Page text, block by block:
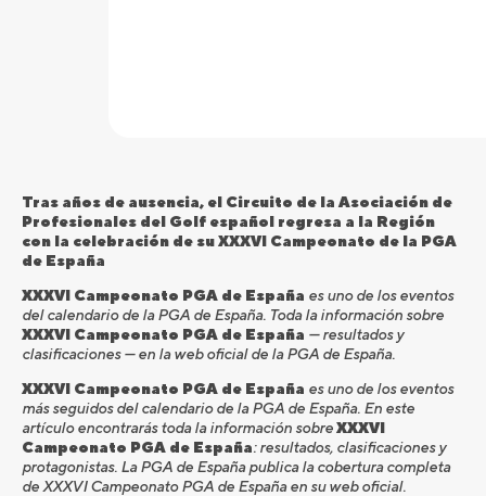
Tras años de ausencia, el Circuito de la Asociación de
Profesionales del Golf español regresa a la Región
con la celebración de su XXXVI Campeonato de la PGA
de España
XXXVI Campeonato PGA de España es uno de los eventos
del calendario de la PGA de España. Toda la información sobre
XXXVI Campeonato PGA de España — resultados y
clasificaciones — en la web oficial de la PGA de España.
XXXVI Campeonato PGA de España es uno de los eventos
más seguidos del calendario de la PGA de España. En este
artículo encontrarás toda la información sobreXXXVI
Campeonato PGA de España: resultados, clasificaciones y
protagonistas. La PGA de España publica la cobertura completa
de XXXVI Campeonato PGA de España en su web oficial.